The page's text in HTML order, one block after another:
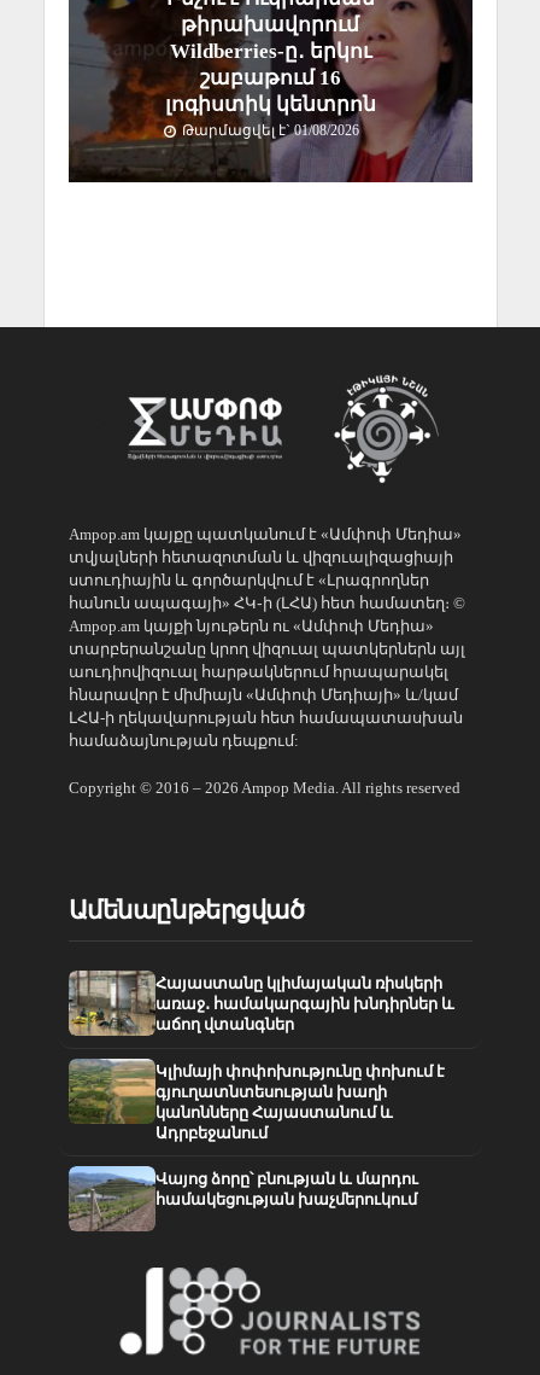
թիրախավորում
Wildberries-ը․ երկու
շաբաթում 16
լոգիստիկ կենտրոն
Թարմացվել է` 01/08/2026
Ampop.am կայքը պատկանում է «Ամփոփ Մեդիա»
տվյալների հետազոտման և վիզուալիզացիայի
ստուդիային և գործարկվում է «Լրագրողներ
հանուն ապագայի» ՀԿ֊ի (ԼՀԱ) հետ համատեղ։ ©
Ampop.am կայքի նյութերն ու «Ամփոփ Մեդիա»
տարբերանշանը կրող վիզուալ պատկերներն այլ
աուդիովիզուալ հարթակներում հրապարակել
հնարավոր է միմիայն «Ամփոփ Մեդիայի» և/կամ
ԼՀԱ-ի ղեկավարության հետ համապատասխան
համաձայնության դեպքում:
Copyright © 2016 – 2026 Ampop Media. All rights reserved
Ամենաընթերցված
Հայաստանը կլիմայական ռիսկերի
առաջ․ համակարգային խնդիրներ և
աճող վտանգներ
Կլիմայի փոփոխությունը փոխում է
գյուղատնտեսության խաղի
կանոնները Հայաստանում և
Ադրբեջանում
Վայոց ձորը՝ բնության և մարդու
համակեցության խաչմերուկում